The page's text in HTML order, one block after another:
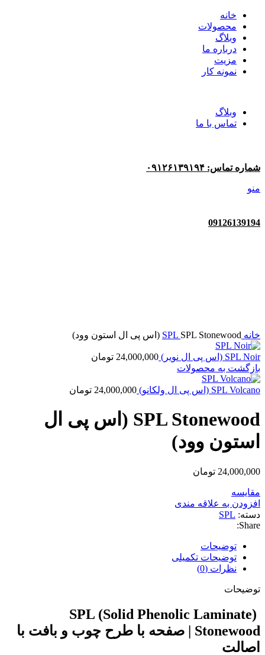
خانه
محصولات
وبلاگ
درباره ما
مزیت
نمونه کار
وبلاگ
تماس با ما
شماره تماس: ۰۹۱۲۶۱۳۹۱۹۴
منو
09126139194
خانه
SPL SPL Stonewood (اس پی ال استون وود)
SPL Noir (اس پی ال نویر) 24,000,000 تومان
بازگشت به محصولات
SPL Volcano (اس پی ال ولکانو) 24,000,000 تومان
SPL Stonewood (اس پی ال
استون وود)
24,000,000 تومان
مقایسه
افزودن به علاقه مندی
دسته: SPL
Share:
توضیحات
توضیحات تکمیلی
نظرات (0)
توضیحات
SPL (Solid Phenolic Laminate)
Stonewood | صفحه با طرح چوب و بافت با
اصالت